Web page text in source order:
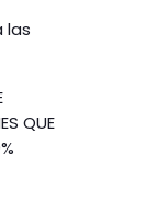
las
QUE